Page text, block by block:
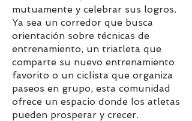
mutuamente y celebrar sus logros.
Ya sea un corredor que busca
orientación sobre técnicas de
entrenamiento, un triatleta que
comparte su nuevo entrenamiento
favorito o un ciclista que organiza
paseos en grupo, esta comunidad
ofrece un espacio donde los atletas
pueden prosperar y crecer.